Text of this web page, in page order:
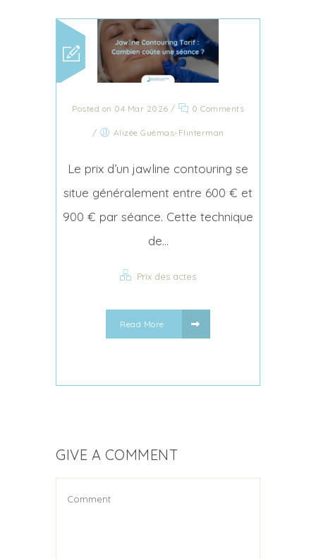
Posted on 04 Mar 2026 / 0 Comments
/ Alizée Guémas-Flinterman
Le prix d’un jawline contouring se
situe généralement entre 600 € et
900 € par séance. Cette technique
de...
Prix des actes
Read More
GIVE A COMMENT